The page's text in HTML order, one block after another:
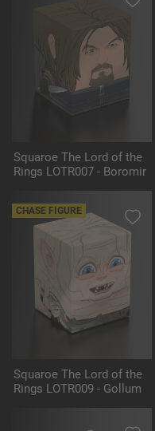
Squaroe The Lord of the
Rings LOTR007 - Boromir
CHASE FIGURE
Squaroe The Lord of the
Rings LOTR009 - Gollum